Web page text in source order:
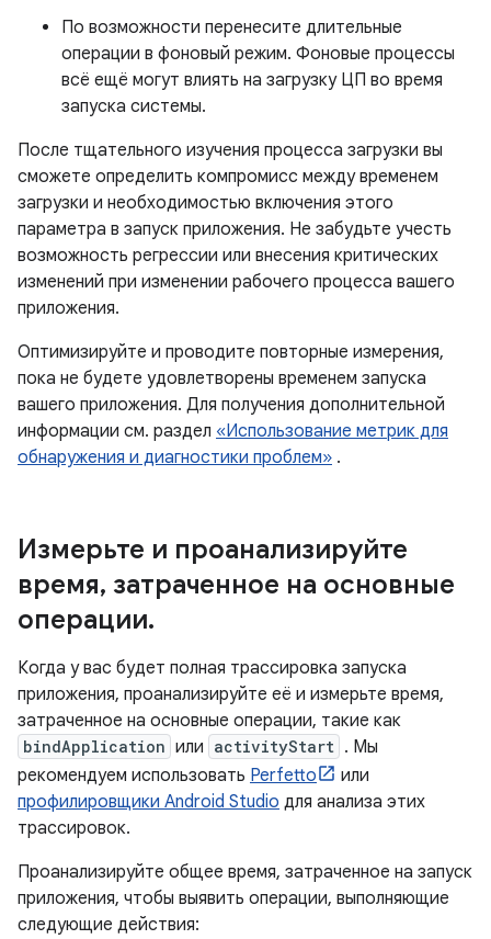
По возможности перенесите длительные
операции в фоновый режим. Фоновые процессы
всё ещё могут влиять на загрузку ЦП во время
запуска системы.
После тщательного изучения процесса загрузки вы
сможете определить компромисс между временем
загрузки и необходимостью включения этого
параметра в запуск приложения. Не забудьте учесть
возможность регрессии или внесения критических
изменений при изменении рабочего процесса вашего
приложения.
Оптимизируйте и проводите повторные измерения,
пока не будете удовлетворены временем запуска
вашего приложения. Для получения дополнительной
информации см. раздел «Использование метрик для
обнаружения и диагностики проблем» .
Измерьте и проанализируйте
время, затраченное на основные
операции.
Когда у вас будет полная трассировка запуска
приложения, проанализируйте её и измерьте время,
затраченное на основные операции, такие как
bindApplication или activityStart . Мы
рекомендуем использовать Perfetto
или
профилировщики Android Studio для анализа этих
трассировок.
Проанализируйте общее время, затраченное на запуск
приложения, чтобы выявить операции, выполняющие
следующие действия: